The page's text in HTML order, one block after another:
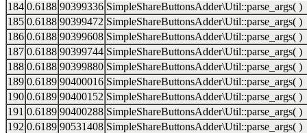
184 0.6188 90399336 SimpleShareButtonsAdder\Util::parse_args( )
185 0.6188 90399472 SimpleShareButtonsAdder\Util::parse_args( )
186 0.6188 90399608 SimpleShareButtonsAdder\Util::parse_args( )
187 0.6188 90399744 SimpleShareButtonsAdder\Util::parse_args( )
188 0.6188 90399880 SimpleShareButtonsAdder\Util::parse_args( )
189 0.6189 90400016 SimpleShareButtonsAdder\Util::parse_args( )
190 0.6189 90400152 SimpleShareButtonsAdder\Util::parse_args( )
191 0.6189 90400288 SimpleShareButtonsAdder\Util::parse_args( )
192 0.6189 90531408 SimpleShareButtonsAdder\Util::parse_args( )